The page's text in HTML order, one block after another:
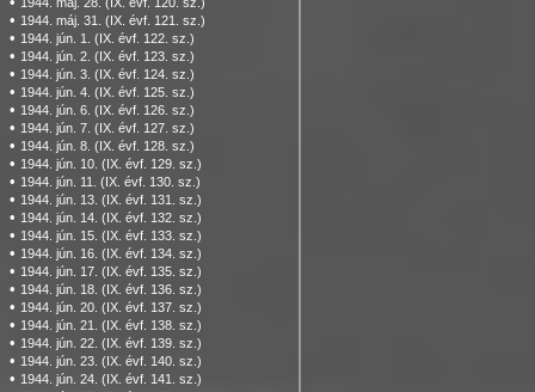
• 1944. máj. 31. (IX. évf. 121. sz.)
• 1944. jún. 1. (IX. évf. 122. sz.)
• 1944. jún. 2. (IX. évf. 123. sz.)
• 1944. jún. 3. (IX. évf. 124. sz.)
• 1944. jún. 4. (IX. évf. 125. sz.)
• 1944. jún. 6. (IX. évf. 126. sz.)
• 1944. jún. 7. (IX. évf. 127. sz.)
• 1944. jún. 8. (IX. évf. 128. sz.)
• 1944. jún. 10. (IX. évf. 129. sz.)
• 1944. jún. 11. (IX. évf. 130. sz.)
• 1944. jún. 13. (IX. évf. 131. sz.)
• 1944. jún. 14. (IX. évf. 132. sz.)
• 1944. jún. 15. (IX. évf. 133. sz.)
• 1944. jún. 16. (IX. évf. 134. sz.)
• 1944. jún. 17. (IX. évf. 135. sz.)
• 1944. jún. 18. (IX. évf. 136. sz.)
• 1944. jún. 20. (IX. évf. 137. sz.)
• 1944. jún. 21. (IX. évf. 138. sz.)
• 1944. jún. 22. (IX. évf. 139. sz.)
• 1944. jún. 23. (IX. évf. 140. sz.)
• 1944. jún. 24. (IX. évf. 141. sz.)